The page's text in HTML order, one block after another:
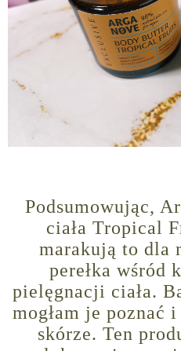
Podsumowując,
ciała Tropical
marakują to dla
perełka wśród
pielęgnacji ciała.
mogłam je poznać
skórze. Ten